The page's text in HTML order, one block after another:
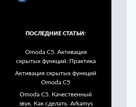
ПОСЛЕДНИЕ СТАТЬИ:
Omoda C5. Активация
скрытых функций. Практика
Активация скрытых функций
Omoda C5
Omoda C5. Качественный
звук. Как сделать. Arkamys